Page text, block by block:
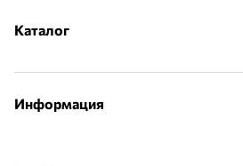
Каталог
Информация